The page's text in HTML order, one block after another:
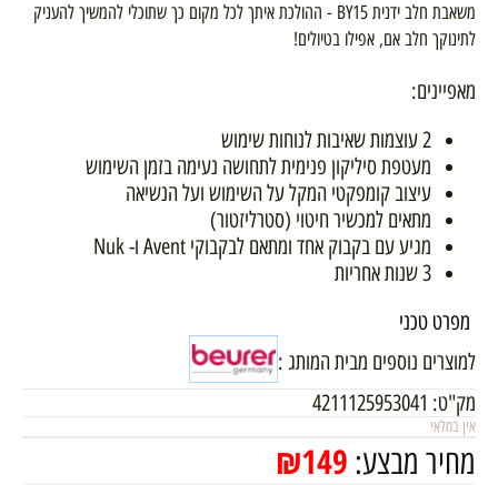
משאבת חלב ידנית BY15 - ההולכת איתך לכל מקום כך שתוכלי להמשיך להעניק
לתינוקך חלב אם, אפילו בטיולים! ​
מאפיינים:
2 עוצמות שאיבות לנוחות שימוש
מעטפת סיליקון פנימית לתחושה נעימה בזמן השימוש
עיצוב קומפקטי המקל על השימוש ועל הנשיאה
מתאים למכשיר חיטוי (סטרליזטור)
מגיע עם בקבוק אחד ומתאם לבקבוקי Avent ו- Nuk
3 שנות אחריות
מפרט טכני
למוצרים נוספים מבית המותג :
מק"ט: 4211125953041
אין במלאי
מחיר מבצע: ₪149